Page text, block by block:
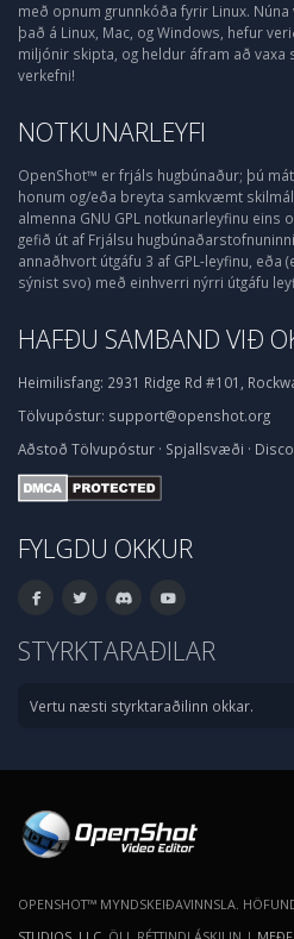
með opnum grunnkóða fyrir Linux. Núna
það á Linux, Mac, og Windows, hefur
miljónir skipta, og heldur áfram að vaxa
verkefni!
NOTKUNARLEYFI
OpenShot™ er frjáls hugbúnaður; þú
honum og/eða breyta samkvæmt
almenna GNU GPL notkunarleyfinu eins
gefið út af Frjálsu
annaðhvort útgáfu 3 af GPL-leyfinu, eða
sýnist svo) með einhverri nýrri útgáfu
HAFÐU SAMBAND VIÐ
Heimilisfang: 2931 Ridge Rd #101,
Tölvupóstur: support@openshot.org
Aðstoð Tölvupóstur · Spjallsvæði ·
FYLGDU OKKUR
STYRKTARAÐILAR
Vertu næsti styrktaraðilinn okkar.
OPENSHOT™ MYNDSKEIÐAVINNSLA.